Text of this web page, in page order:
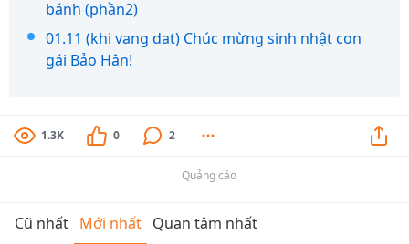
bánh (phần2)
01.11 (khi vang dat) Chúc mừng sinh nhật con
gái Bảo Hân!
1.3K 0 2
Quảng cáo
Cũ nhất Mới nhất Quan tâm nhất